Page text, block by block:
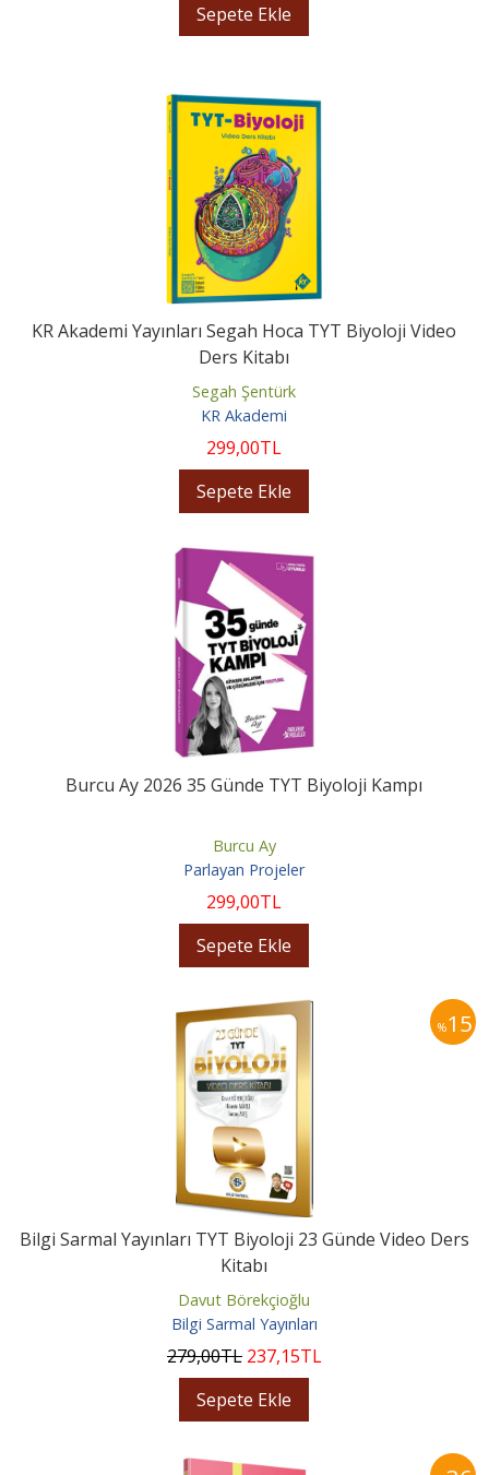
Sepete Ekle
KR Akademi Yayınları Segah Hoca TYT Biyoloji Video
Ders Kitabı
Segah Şentürk
KR Akademi
299,00TL
Sepete Ekle
Burcu Ay 2026 35 Günde TYT Biyoloji Kampı
Burcu Ay
Parlayan Projeler
299,00TL
Sepete Ekle
%15
Bilgi Sarmal Yayınları TYT Biyoloji 23 Günde Video Ders
Kitabı
Davut Börekçioğlu
Bilgi Sarmal Yayınları
279,00TL 237,15TL
Sepete Ekle